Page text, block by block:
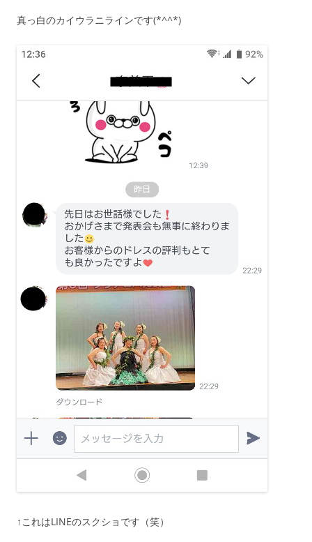
真っ白のカイウラニラインです(*^^*)
↑これはLINEのスクショです（笑）